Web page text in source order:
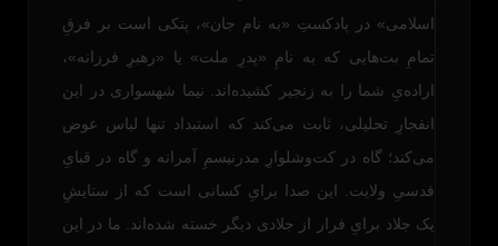
اسلامی» در پادکستِ «به نام جان»، پتکی است بر فرقِ
تمامِ بت‌هایی که به نامِ «پدرِ ملت» یا «رهبرِ فرزانه»،
اراده‌یِ شما را به زنجیر کشیده‌اند. نیما شهسواری در این
انفجارِ تحلیلی، ثابت می‌کند که استبداد تنها لباس عوض
می‌کند؛ گاه در کت‌وشلوارِ مدرنیسمِ آمرانه و گاه در قبایِ
قدسیِ ولایت. این صدا برایِ کسانی است که از ستایشِ
یک جلاد برایِ فرار از جلادی دیگر خسته شده‌اند. ما در این